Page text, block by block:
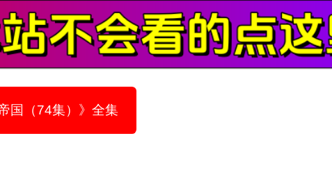
国（74集）》全集